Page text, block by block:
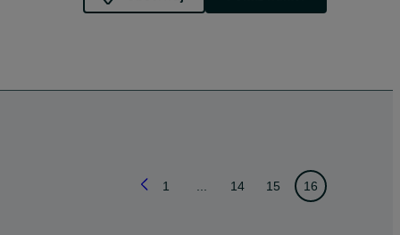
1 14 15 16